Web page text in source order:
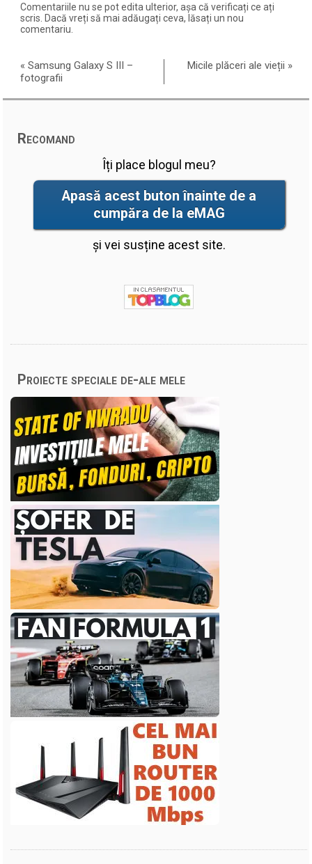
Comentariile nu se pot edita ulterior, așa că verificați ce ați
scris. Dacă vreți să mai adăugați ceva, lăsați un nou
comentariu.
«Samsung Galaxy S III –
fotografii
Micile plăceri ale vieții »
Recomand
Îți place blogul meu?
Apasă acest buton înainte de a
cumpăra de la eMAG
și vei susține acest site.
Proiecte speciale de-ale mele